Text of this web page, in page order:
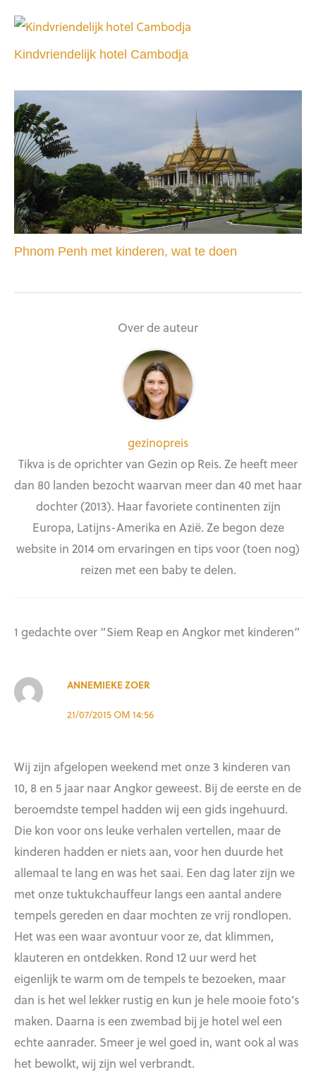
Kindvriendelijk hotel Cambodja
Phnom Penh met kinderen, wat te doen
Over de auteur
gezinopreis
Tikva is de oprichter van Gezin op Reis. Ze heeft meer
dan 80 landen bezocht waarvan meer dan 40 met haar
dochter (2013). Haar favoriete continenten zijn
Europa, Latijns-Amerika en Azië. Ze begon deze
website in 2014 om ervaringen en tips voor (toen nog)
reizen met een baby te delen.
1 gedachte over “Siem Reap en Angkor met kinderen”
ANNEMIEKE ZOER
21/07/2015 OM 14:56
Wij zijn afgelopen weekend met onze 3 kinderen van
10, 8 en 5 jaar naar Angkor geweest. Bij de eerste en de
beroemdste tempel hadden wij een gids ingehuurd.
Die kon voor ons leuke verhalen vertellen, maar de
kinderen hadden er niets aan, voor hen duurde het
allemaal te lang en was het saai. Een dag later zijn we
met onze tuktukchauffeur langs een aantal andere
tempels gereden en daar mochten ze vrij rondlopen.
Het was een waar avontuur voor ze, dat klimmen,
klauteren en ontdekken. Rond 12 uur werd het
eigenlijk te warm om de tempels te bezoeken, maar
dan is het wel lekker rustig en kun je hele mooie foto’s
maken. Daarna is een zwembad bij je hotel wel een
echte aanrader. Smeer je wel goed in, want ook al was
het bewolkt, wij zijn wel verbrandt.